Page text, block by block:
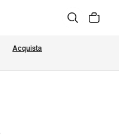
Acquista